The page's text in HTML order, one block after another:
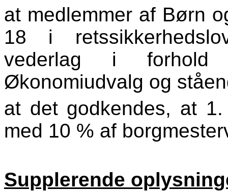
at medlemmer af Børn
18 i
vederlag i forhold
Økonomiudvalg og
at det godkendes, at
med 10 % af
Supplerende